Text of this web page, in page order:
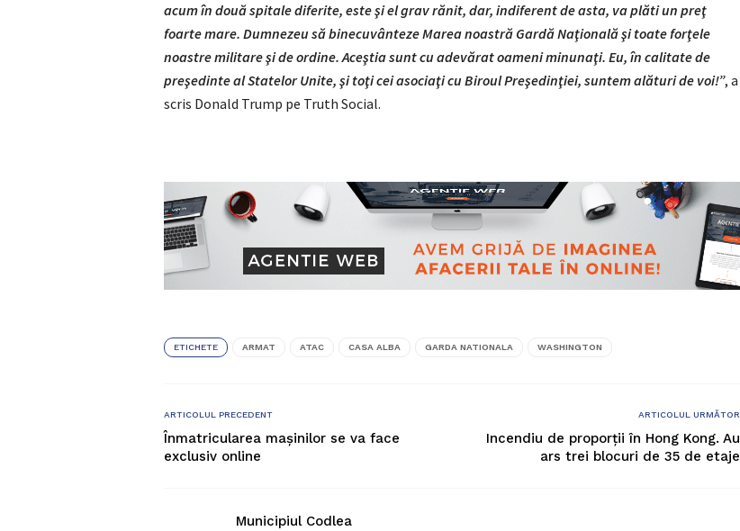
acum în două spitale diferite, este şi el grav rănit, dar, indiferent de asta, va plăti un preţ
foarte mare. Dumnezeu să binecuvânteze Marea noastră Gardă Naţională şi toate forţele
noastre militare şi de ordine. Aceştia sunt cu adevărat oameni minunaţi. Eu, în calitate de
preşedinte al Statelor Unite, şi toţi cei asociaţi cu Biroul Preşedinţiei, suntem alături de voi!”, a
scris Donald Trump pe Truth Social.
ETICHETE ARMAT ATAC CASA ALBA GARDA NATIONALA WASHINGTON
ARTICOLUL PRECEDENT
Înmatricularea mașinilor se va face
exclusiv online
ARTICOLUL URMĂTOR
Incendiu de proporții în Hong Kong. Au
ars trei blocuri de 35 de etaje
Municipiul Codlea